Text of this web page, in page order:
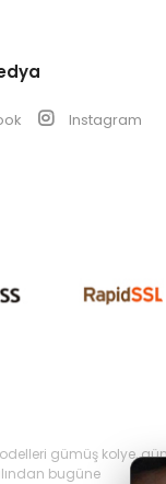
Instagram
gümüş kolye,
bugüne